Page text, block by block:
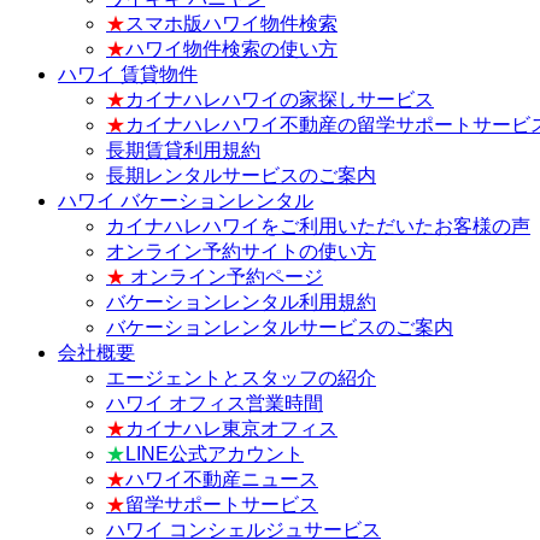
★スマホ版ハワイ物件検索
★ハワイ物件検索の使い方
ハワイ 賃貸物件
★カイナハレハワイの家探しサービス
★カイナハレハワイ不動産の留学サポートサービ
長期賃貸利用規約
長期レンタルサービスのご案内
ハワイ バケーションレンタル
カイナハレハワイをご利用いただいたお客様の声
オンライン予約サイトの使い方
★ オンライン予約ページ
バケーションレンタル利用規約
バケーションレンタルサービスのご案内
会社概要
エージェントとスタッフの紹介
ハワイ オフィス営業時間
★カイナハレ東京オフィス
★ LINE公式アカウント
★ハワイ不動産ニュース
★留学サポートサービス
ハワイ コンシェルジュサービス